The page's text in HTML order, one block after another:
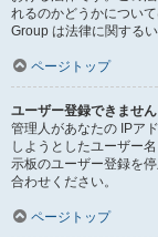
れるのかどうかについ
Group は法律に関する
ページトップ
ユーザー登録できません
管理人があなたの IPア
しようとしたユーザー
示板のユーザー登録を
合わせください。
ページトップ